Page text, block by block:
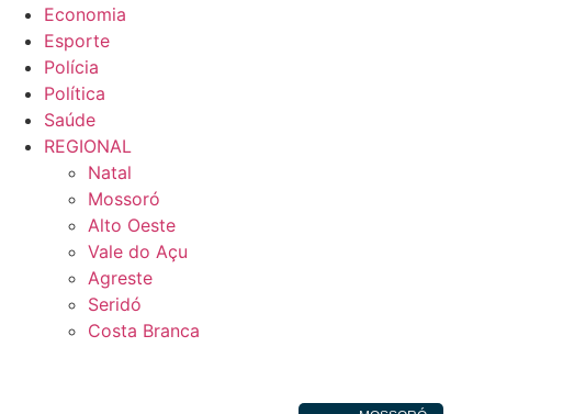
Economia
Esporte
Polícia
Política
Saúde
REGIONAL
Natal
Mossoró
Alto Oeste
Vale do Açu
Agreste
Seridó
Costa Branca